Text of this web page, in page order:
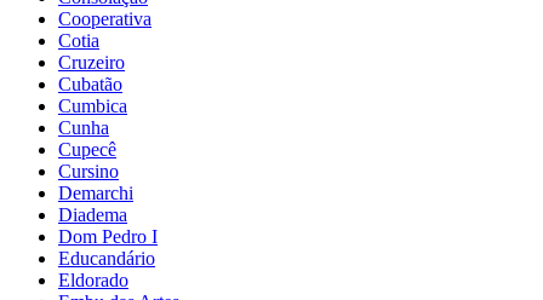
Cooperativa
Cotia
Cruzeiro
Cubatão
Cumbica
Cunha
Cupecê
Cursino
Demarchi
Diadema
Dom Pedro I
Educandário
Eldorado